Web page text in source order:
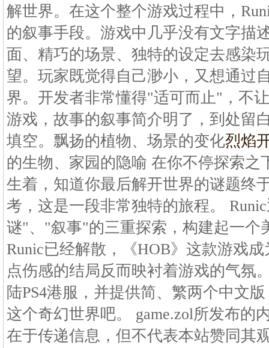
解世界。在这个整个游戏过程中，
的叙事手段。游戏中几乎没有文字描
面、精巧的场景、独特的设定去感染
望。玩家既觉得自己渺小，又想通过
界。开发者非常懂得"适可而止"，不
游戏，故事的叙事简介明了，到处留
填空。飘扬的植物、场景的变化烈焰
的生物、家园的隐喻 在你不停探索之
生着，知道你最后解开世界的谜题终
考，这是一段非常独特的旅程。
谜"、"叙事"的三重探索，构建起一个
Runic已经解散，《HOB》这款游戏
点伤感的结局反而映衬着游戏的气氛
陆PS4港服，并提供简、繁两个中文
这个奇幻世界吧。 game.zol所发布的
在于传递信息，但不代表本站赞同其